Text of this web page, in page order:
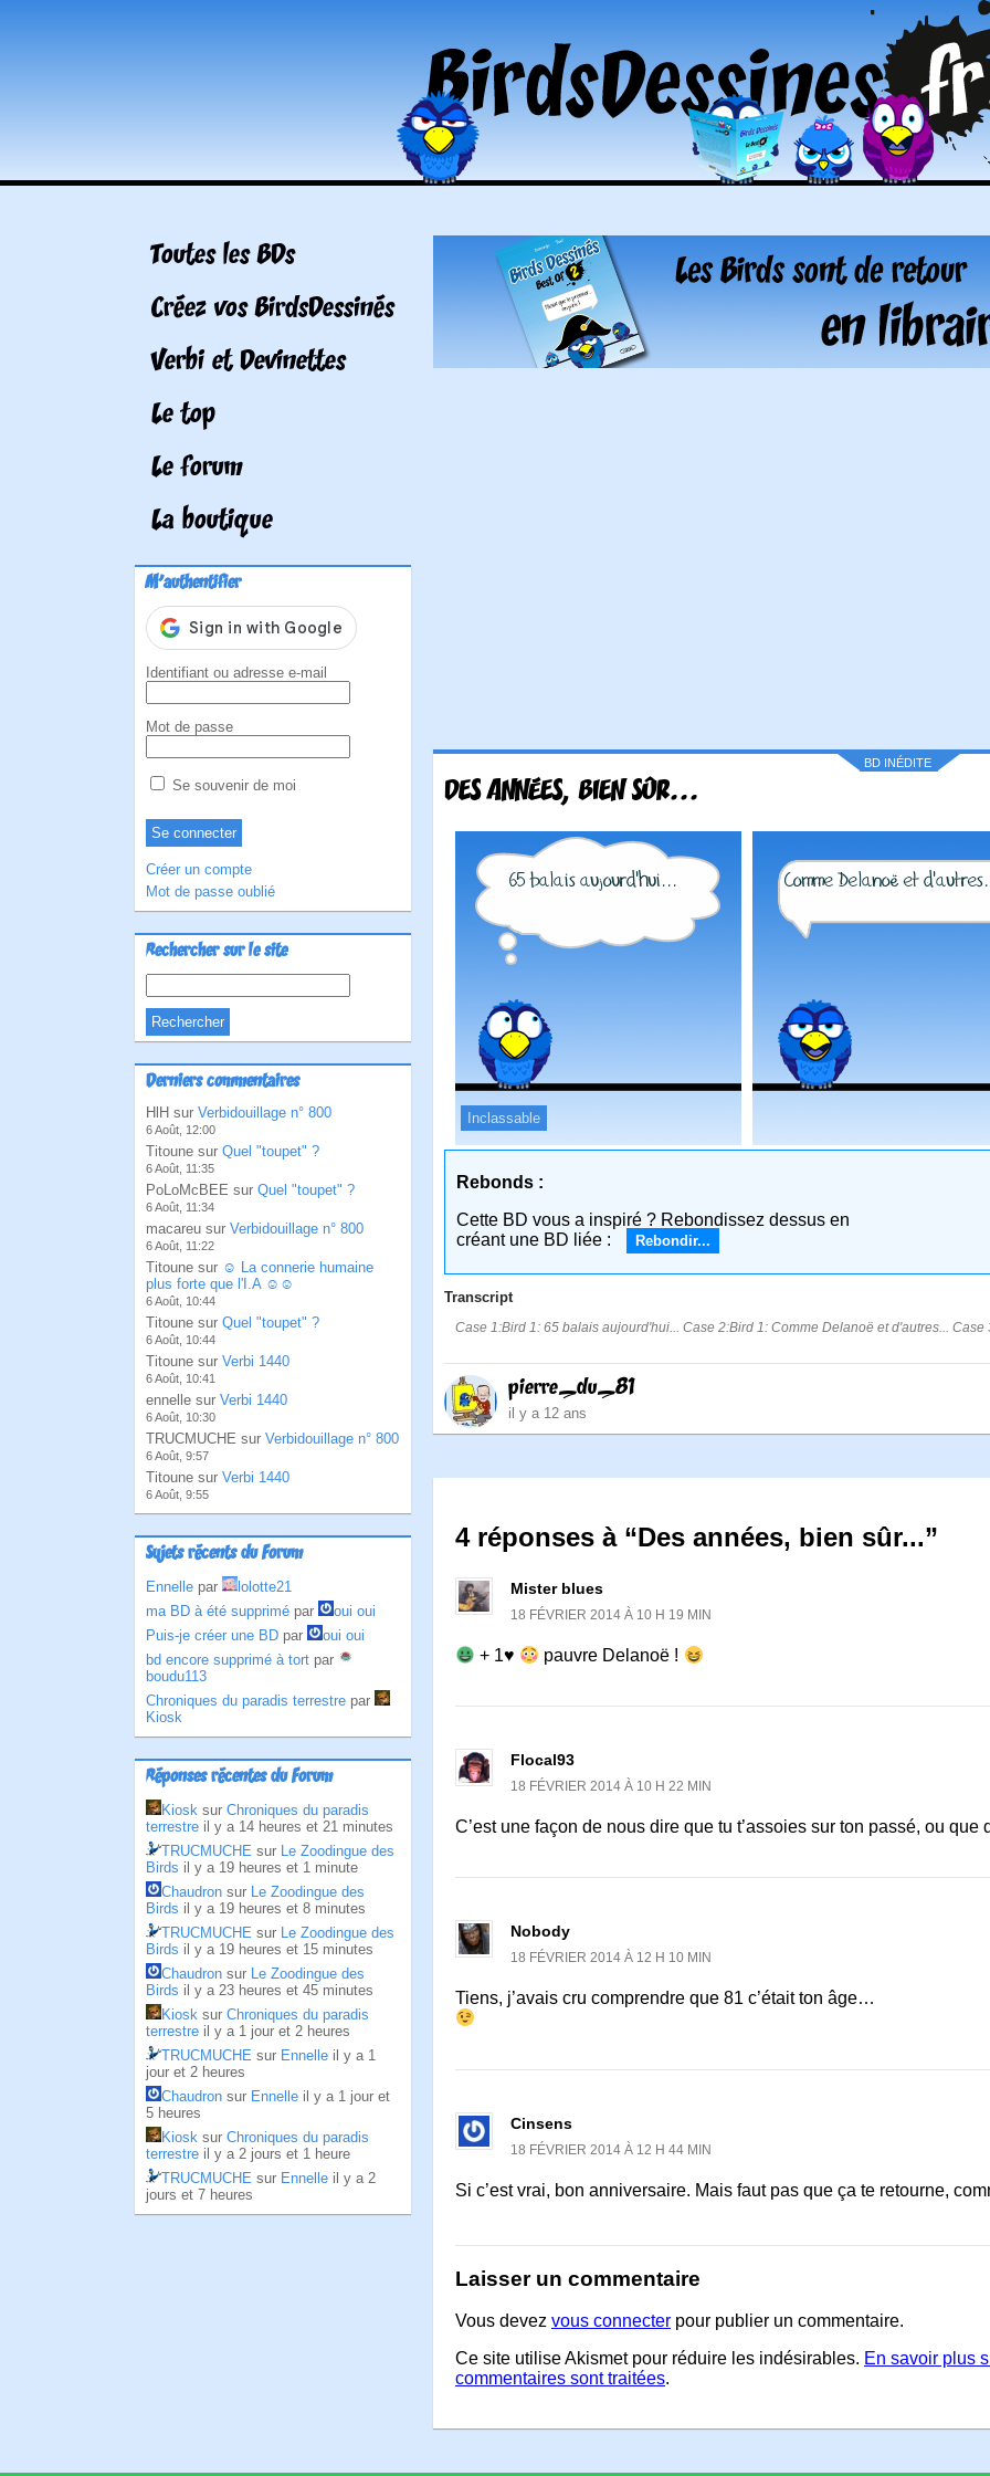
Toutes les BDs
Créez vos BirdsDessinés
Verbi et Devinettes
Le top
Le forum
La boutique
M'authentifier
Identifiant ou adresse e-mail
Mot de passe
Se souvenir de moi
Créer un compte
Mot de passe oublié
Rechercher sur le site
Derniers commentaires
HlH sur Verbidouillage n° 800
6 Août, 12:00
Titoune sur Quel "toupet" ?
6 Août, 11:35
PoLoMcBEE sur Quel "toupet" ?
6 Août, 11:34
macareu sur Verbidouillage n° 800
6 Août, 11:22
Titoune sur ☺ La connerie humaine
plus forte que l'I.A ☺☺
6 Août, 10:44
Titoune sur Quel "toupet" ?
6 Août, 10:44
Titoune sur Verbi 1440
6 Août, 10:41
ennelle sur Verbi 1440
6 Août, 10:30
TRUCMUCHE sur Verbidouillage n° 800
6 Août, 9:57
Titoune sur Verbi 1440
6 Août, 9:55
Sujets récents du Forum
Ennelle par
lolotte21
ma BD à été supprimé par
oui oui
Puis-je créer une BD par
oui oui
bd encore supprimé à tort par
boudu113
Chroniques du paradis terrestre par
Kiosk
Réponses récentes du Forum
Kiosk sur Chroniques du paradis
terrestre il y a 14 heures et 21 minutes
TRUCMUCHE sur Le Zoodingue des
Birds il y a 19 heures et 1 minute
Chaudron sur Le Zoodingue des
Birds il y a 19 heures et 8 minutes
TRUCMUCHE sur Le Zoodingue des
Birds il y a 19 heures et 15 minutes
Chaudron sur Le Zoodingue des
Birds il y a 23 heures et 45 minutes
Kiosk sur Chroniques du paradis
terrestre il y a 1 jour et 2 heures
TRUCMUCHE sur Ennelle il y a 1
jour et 2 heures
Chaudron sur Ennelle il y a 1 jour et
5 heures
Kiosk sur Chroniques du paradis
terrestre il y a 2 jours et 1 heure
TRUCMUCHE sur Ennelle il y a 2
jours et 7 heures
BD INÉDITE
DES ANNÉES, BIEN SÛR...
Inclassable
Rebonds :
Cette BD vous a inspiré ? Rebondissez dessus en
créant une BD liée :
Rebondir...
Transcript
Case 1:Bird 1: 65 balais aujourd'hui... Case 2:Bird 1: Comme Delanoë et d'autres...
pierre_du_81
il y a 12 ans
4 réponses à “Des années, bien sûr...”
Mister blues
18 FÉVRIER 2014 À 10 H 19 MIN
+ 1♥ pauvre Delanoë !
Flocal93
18 FÉVRIER 2014 À 10 H 22 MIN
C’est une façon de nous dire que tu t’assoies sur ton passé, ou
Nobody
18 FÉVRIER 2014 À 12 H 10 MIN
Tiens, j’avais cru comprendre que 81 c’était ton âge…
Cinsens
18 FÉVRIER 2014 À 12 H 44 MIN
Si c’est vrai, bon anniversaire. Mais faut pas que ça te retourne,
Laisser un commentaire
Vous devez vous connecter pour publier un commentaire.
Ce site utilise Akismet pour réduire les indésirables. En savoir plus
commentaires sont traitées.